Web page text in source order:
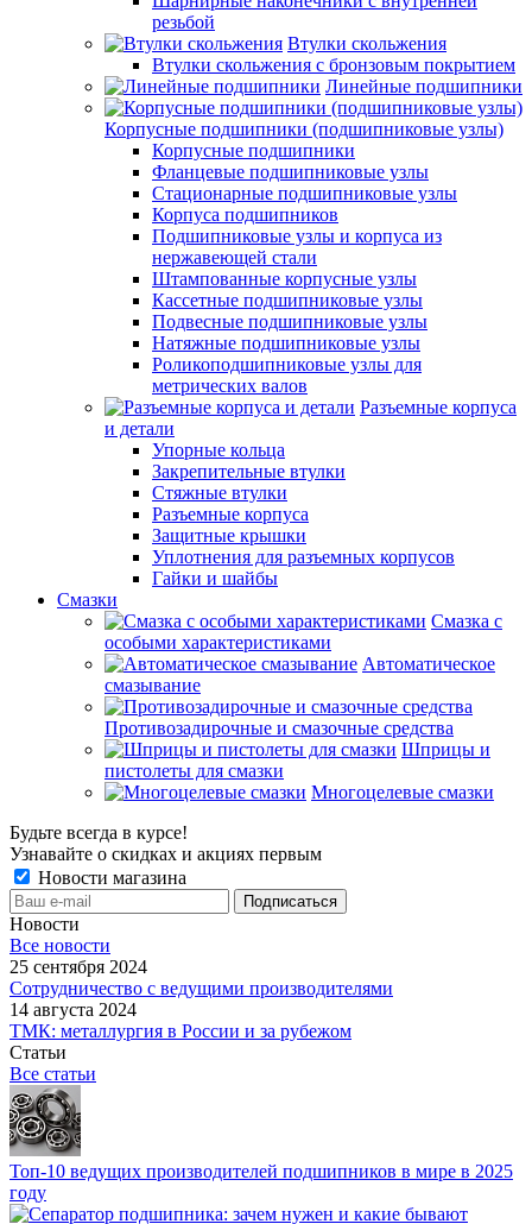
резьбой
Втулки скольжения
Втулки скольжения с бронзовым покрытием
Линейные подшипники
Корпусные подшипники (подшипниковые узлы)
Корпусные подшипники
Фланцевые подшипниковые узлы
Стационарные подшипниковые узлы
Корпуса подшипников
Подшипниковые узлы и корпуса из
нержавеющей стали
Штампованные корпусные узлы
Кассетные подшипниковые узлы
Подвесные подшипниковые узлы
Натяжные подшипниковые узлы
Роликоподшипниковые узлы для
метрических валов
Разъемные корпуса
и детали
Упорные кольца
Закрепительные втулки
Стяжные втулки
Разъемные корпуса
Защитные крышки
Уплотнения для разъемных корпусов
Гайки и шайбы
Смазки
Смазка с
особыми характеристиками
Автоматическое
смазывание
Противозадирочные и смазочные средства
Шприцы и
пистолеты для смазки
Многоцелевые смазки
Будьте всегда в курсе!
Узнавайте о скидках и акциях первым
Новости магазина
Новости
Все новости
25 сентября 2024
Сотрудничество с ведущими производителями
14 августа 2024
ТМК: металлургия в России и за рубежом
Статьи
Все статьи
Топ-10 ведущих производителей подшипников в мире в 2025
году